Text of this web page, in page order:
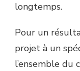
longtemps.
Pour un
projet à un
l’ensemble du